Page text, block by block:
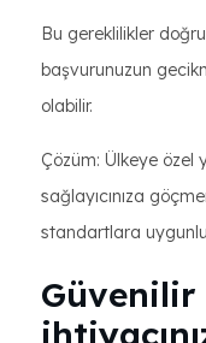
Bu gereklilikler
başvurunuzun
olabilir.
Çözüm: Ülkeye özel
sağlayıcınıza
standartlara